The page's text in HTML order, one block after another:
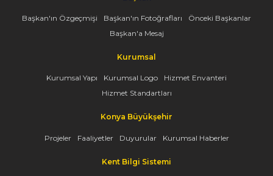
Başkan'ın Özgeçmişi Başkan'ın Fotoğrafları
Önceki Başkanlar
Başkan'a Mesaj
Kurumsal
Kurumsal Yapı Kurumsal Logo
Hizmet Envanteri
Hizmet Standartları
Konya Büyükşehir
Projeler Faaliyetler Duyurular Kurumsal Haberler
Kent Bilgi Sistemi